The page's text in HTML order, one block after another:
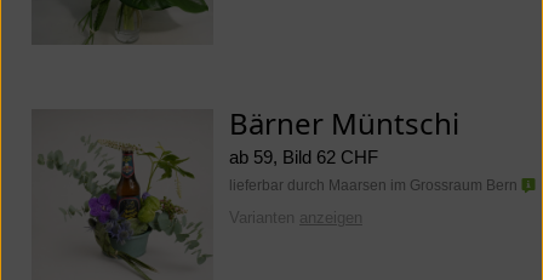
Bärner Müntschi
ab 59, Bild 62 CHF
lieferbar durch Maarsen im Grossraum Bern
Varianten anzeigen